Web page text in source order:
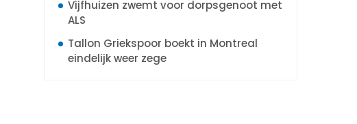
Vijfhuizen zwemt voor dorpsgenoot met
ALS
Tallon Griekspoor boekt in Montreal
eindelijk weer zege